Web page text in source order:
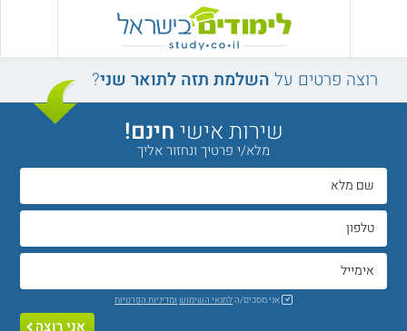
רוצה פרטים על השלמת תזה לתואר שני?
שירות אישיחינם!
מלא/י פרטיך ונחזור אליך
אני מסכים/הלתנאי השימוש ומדיניות הפרטיות
אני רוצה